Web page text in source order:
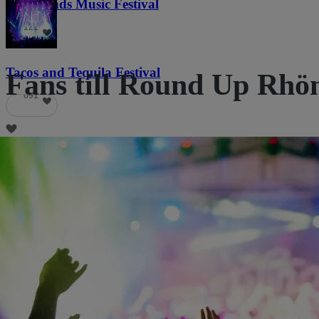
Lost Lands Music Festival
121
Tacos and Tequila Festival
691
Fans till Round Up